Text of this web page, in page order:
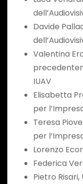
Davide
Valentina
IUAV
Elisabetta
per
Teresa
per
Lorenzo
Federica
Pietro